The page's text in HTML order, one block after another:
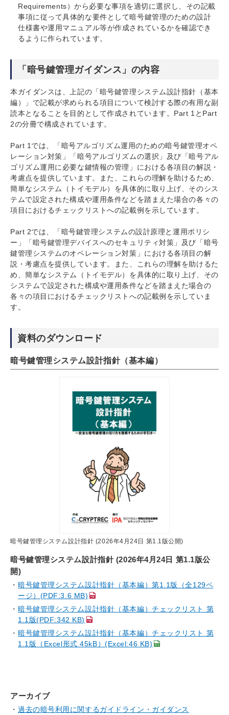
Requirements）から必要な事項を適切に選択し、その記載
事項に従って具体的な要件として暗号鍵管理のための設計
仕様書や運用マニュアル等が作成されているかを確認でき
るように作られています。
「暗号鍵管理ガイダンス」の内容
本ガイダンスは、上記の「暗号鍵管理システム設計指針（基本
編）」で記載が求められる項目について検討する際の有用な副
読本となることを目的として作成されています。Part 1とPart
2の分冊で構成されています。
Part 1では、「暗号アルゴリズム運用のための暗号鍵管理オペ
レーション対策」「暗号アルゴリズムの選択」及び「暗号アル
ゴリズム運用に必要な鍵情報の管理」における各項目の解説・
考慮点を提供しています。また、これらの理解を助けるため、
簡単なシステム（トイモデル）を具体的に取り上げ、そのシス
テムで設定された構成や運用条件などを踏まえた場合の各々の
項目におけるチェックリストへの記載例を示しています。
Part 2では、「暗号鍵管理システムの設計原理と運用ポリシ
ー」「暗号鍵管理デバイスへのセキュリティ対策」及び「暗号
鍵管理システムのオペレーション対策」における各項目の解
説・考慮点を提供しています。また、これらの理解を助けるた
め、簡単なシステム（トイモデル）を具体的に取り上げ、その
システムで設定された構成や運用条件などを踏まえた場合の
各々の項目におけるチェックリストへの記載例を示していま
す。
資料のダウンロード
暗号鍵管理システム設計指針（基本編）
暗号鍵管理システム設計指針 (2026年4月24日 第1.1版公開)
暗号鍵管理システム設計指針 (2026年4月24日 第1.1版公
開)
暗号鍵管理システム設計指針（基本編）第1.1版（全129ペ
ージ）(PDF:3.6 MB)
暗号鍵管理システム設計指針（基本編）チェックリスト 第
1.1版(PDF:342 KB)
暗号鍵管理システム設計指針（基本編）チェックリスト 第
1.1版（Excel形式 45kB）(Excel:46 KB)
アーカイブ
過去の暗号利用に関するガイドライン・ガイダンス